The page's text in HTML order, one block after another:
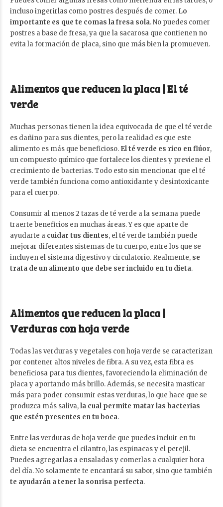
incluso ingerirlas como postres después de comer. Lo
importante es que te comas la fresa sola. No puedes comer
postres a base de fresa, ya que la sacarosa que contienen no
evita la formación de placa, sino que más bien la promueven.
Alimentos que reducen la placa | El té
verde
Muchas personas tienen la idea equivocada de que el té verde
es dañino para sus dientes, pero la realidad es que este
alimento es más que beneficioso. El té verde es rico en flúor,
un compuesto químico que fortalece los dientes y previene el
crecimiento de bacterias. Todo esto sin mencionar que el té
verde también funciona como antioxidante y desintoxicante
para el cuerpo.
Consumir al menos 2 tazas de té verde a la semana puede
traerte beneficios en muchas áreas. Y es que aparte de
ayudarte a cuidar tus dientes, el té verde también puede
mejorar diferentes sistemas de tu cuerpo, entre los que se
incluyen el sistema digestivo y circulatorio. Realmente, se
trata de un alimento que debe ser incluido en tu dieta.
Alimentos que reducen la placa |
Verduras con hoja verde
Todas las verduras y vegetales con hoja verde se caracterizan
por contener altos niveles de fibra. A su vez, esta fibra es
beneficiosa para tus dientes, favoreciendo la eliminación de
placa y aportando más brillo. Además, se necesita masticar
más para poder consumir estas verduras, lo que hace que se
produzca más saliva,la cual permite matar las bacterias
que estén presentes en tu boca.
Entre las verduras de hoja verde que puedes incluir en tu
dieta se encuentra el cilantro, las espinacas y el perejil.
Puedes agregarlas a ensaladas y comerlas a cualquier hora
del día. No solamente te encantará su sabor, sino que también
te ayudarán a tener la sonrisa perfecta.